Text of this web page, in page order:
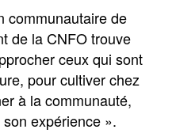
communautaire de
de la CNFO trouve
ceux qui sont
pour cultiver chez
à la communauté,
expérience ».